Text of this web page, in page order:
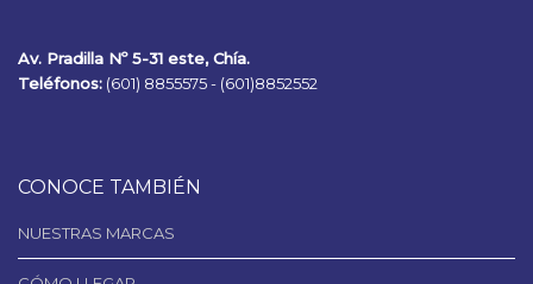
Av. Pradilla Nº 5-31 este, Chía.
Teléfonos: (601) 8855575 - (601)8852552
CONOCE TAMBIÉN
NUESTRAS MARCAS